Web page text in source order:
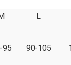
L
95 90-105